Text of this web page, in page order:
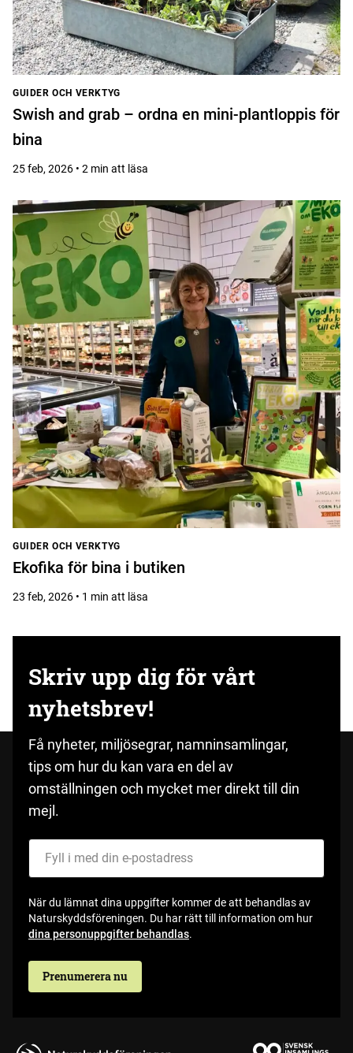
GUIDER OCH VERKTYG
Swish and grab – ordna en mini-plantloppis för
bina
25 feb, 2026 • 2 min att läsa
GUIDER OCH VERKTYG
Ekofika för bina i butiken
23 feb, 2026 • 1 min att läsa
Skriv upp dig för vårt
nyhetsbrev!
Få nyheter, miljösegrar, namninsamlingar,
tips om hur du kan vara en del av
omställningen och mycket mer direkt till din
mejl.
När du lämnat dina uppgifter kommer de att behandlas av
Naturskyddsföreningen. Du har rätt till information om hur
dina personuppgifter behandlas.
Prenumerera nu